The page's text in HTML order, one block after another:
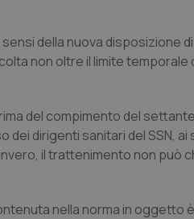
della nuova disposizione
non oltre il limite temporale
del compimento del
dirigenti sanitari del SSN, ai
il trattenimento non può
nella norma in oggetto
5 mesi 4
settimane
Questo cookie viene utilizzato
scelte di consenso e privacy
interazione con il sito. Registra i
5 mesi 3
settimane
Questo cookie viene utilizzato
Script.com per ricordare le
sui cookie dei visitatori. È
dei cookie di Cookie-Script.com
settimane
abilitare il sistema di tracking